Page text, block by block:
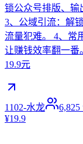
锁公众号排版、输
3、公域引流：解
流量犯难。 4、常
让赚钱效率翻一番
19.9元
1102-水龙 6,825
¥19.9